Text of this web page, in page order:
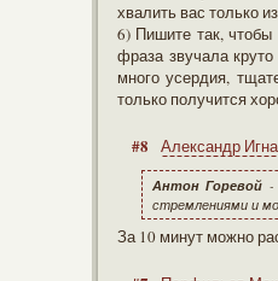
хвалить вас только
6) Пишите так,
фраза звучала
много усердия,
только получится
#8 Александр
Антон Горевой -
стремлениями и
За 10 минут можно